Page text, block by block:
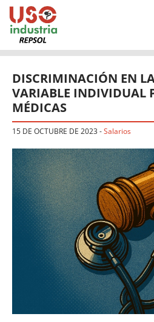
Skip to main content
DISCRIMINACIÓN EN
VARIABLE INDIVIDUAL
MÉDICAS
15 DE OCTUBRE DE 2023-Salarios